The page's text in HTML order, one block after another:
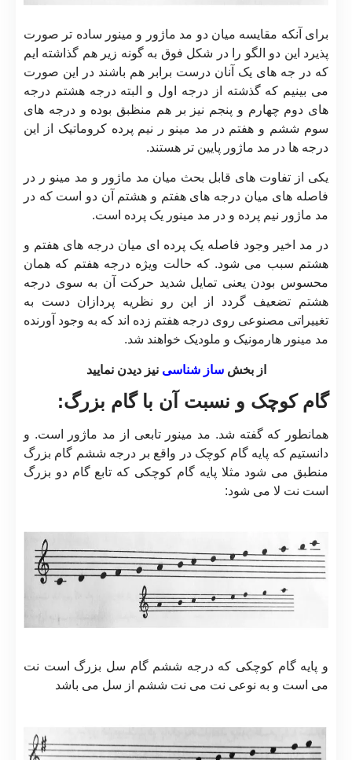
برای آنکه مقایسه میان دو مد ماژور و مینور ساده تر صورت
پذیرد این دو الگو را در شکل فوق به گونه زیر هم گذاشته ایم
که در جه های یک آنان درست برابر هم باشند در این صورت
می بینیم که گذشته از درجه اول و البته درجه هشتم درجه
های دوم چهارم و پنجم نیز بر هم منظبق بوده و درجه های
سوم ششم و هفتم در مد مینو ر نیم پرده کروماتیک از این
درجه ها در مد ماژور پایین تر هستند.
یکی از تفاوت های قابل بحث میان مد ماژور و مد مینو ر در
فاصله های میان درجه های هفتم و هشتم آن دو است که در
مد ماژور نیم پرده و در مد مینور یک پرده است.
در مد اخیر وجود فاصله یک پرده ای میان درجه های هفتم و
هشتم سبب می شود. که حالت ویژه درجه هفتم که همان
محسوس بودن یعنی تمایل شدید حرکت آن به سوی درجه
هشتم تضعیف گردد از این رو نظریه پردازان دست به
تغییراتی مصنوعی روی درجه هفتم زده اند که به وجود آورنده
مد مینور هارمونیک و ملودیک خواهند شد.
از بخشساز شناسی نیز دیدن نمایید
گام کوچک و نسبت آن با گام بزرگ:
همانطور که گفته شد. مد مینور تابعی از مد ماژور است. و
دانستیم که پایه گام کوچک در واقع بر درجه ششم گام بزرگ
منطبق می شود مثلا پایه گام کوچکی که تابع گام دو بزرگ
است نت لا می شود:
و پایه گام کوچکی که درجه ششم گام سل بزرگ است نت
می است و به نوعی نت می نت ششم از سل می باشد